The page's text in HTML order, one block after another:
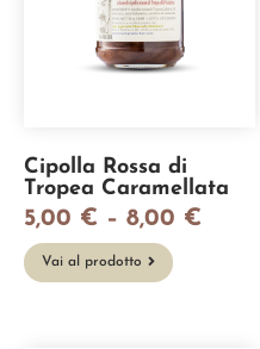
Cipolla Rossa di
Tropea Caramellata
5,00 € – 8,00 €
Vai al prodotto